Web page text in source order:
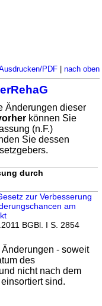
PDF| nach oben
Änderungen dieser
können Sie
(n.F.)
Sie dessen
durch
zur Verbesserung
am
BGBl. I S. 2854
- soweit
des
nicht nach dem
sind.